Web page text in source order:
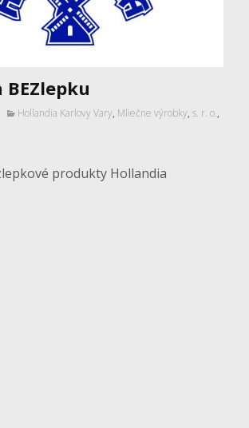
Hollandia Karlovy Vary, Mliečne výrobky, s. r. o.,
produkty Hollandia